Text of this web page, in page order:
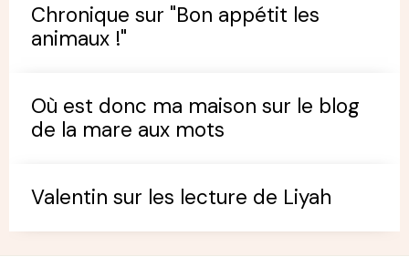
Chronique sur "Bon appétit les
animaux !"
Où est donc ma maison sur le blog
de la mare aux mots
Valentin sur les lecture de Liyah